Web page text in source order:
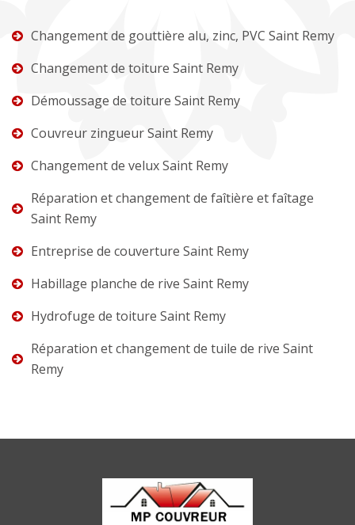
Changement de gouttière alu, zinc, PVC Saint Remy
Changement de toiture Saint Remy
Démoussage de toiture Saint Remy
Couvreur zingueur Saint Remy
Changement de velux Saint Remy
Réparation et changement de faîtière et faîtage
Saint Remy
Entreprise de couverture Saint Remy
Habillage planche de rive Saint Remy
Hydrofuge de toiture Saint Remy
Réparation et changement de tuile de rive Saint
Remy